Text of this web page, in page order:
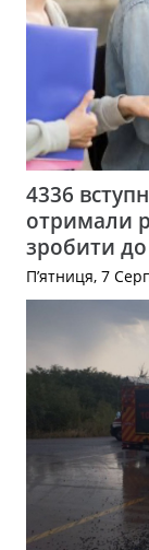
4336
отримали
зробити
П’ятниця, 7